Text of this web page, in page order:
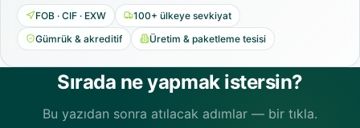
FOB · CIF · EXW
100+ ülkeye sevkiyat
Gümrük & akreditif
Üretim & paketleme tesisi
Sırada ne yapmak istersin?
Bu yazıdan sonra atılacak adımlar — bir tıkla.